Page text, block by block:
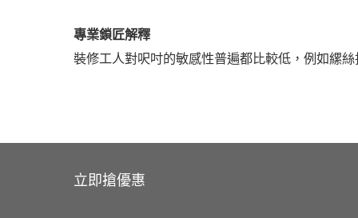
專業鎖匠解釋
裝修工人對呎吋的敏感性普遍都比較低，例如縲
立即搶優惠